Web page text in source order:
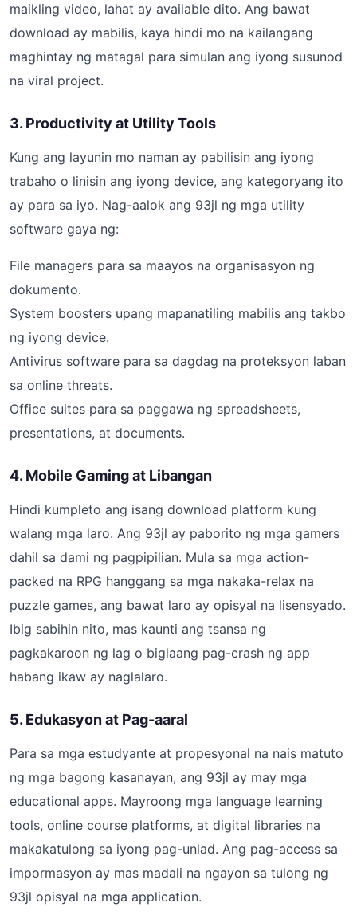
maikling video, lahat ay available dito. Ang bawat
download ay mabilis, kaya hindi mo na kailangang
maghintay ng matagal para simulan ang iyong susunod
na viral project.
3. Productivity at Utility Tools
Kung ang layunin mo naman ay pabilisin ang iyong
trabaho o linisin ang iyong device, ang kategoryang ito
ay para sa iyo. Nag-aalok ang 93jl ng mga utility
software gaya ng:
File managers para sa maayos na organisasyon ng
dokumento.
System boosters upang mapanatiling mabilis ang takbo
ng iyong device.
Antivirus software para sa dagdag na proteksyon laban
sa online threats.
Office suites para sa paggawa ng spreadsheets,
presentations, at documents.
4. Mobile Gaming at Libangan
Hindi kumpleto ang isang download platform kung
walang mga laro. Ang 93jl ay paborito ng mga gamers
dahil sa dami ng pagpipilian. Mula sa mga action-
packed na RPG hanggang sa mga nakaka-relax na
puzzle games, ang bawat laro ay opisyal na lisensyado.
Ibig sabihin nito, mas kaunti ang tsansa ng
pagkakaroon ng lag o biglaang pag-crash ng app
habang ikaw ay naglalaro.
5. Edukasyon at Pag-aaral
Para sa mga estudyante at propesyonal na nais matuto
ng mga bagong kasanayan, ang 93jl ay may mga
educational apps. Mayroong mga language learning
tools, online course platforms, at digital libraries na
makakatulong sa iyong pag-unlad. Ang pag-access sa
impormasyon ay mas madali na ngayon sa tulong ng
93jl opisyal na mga application.